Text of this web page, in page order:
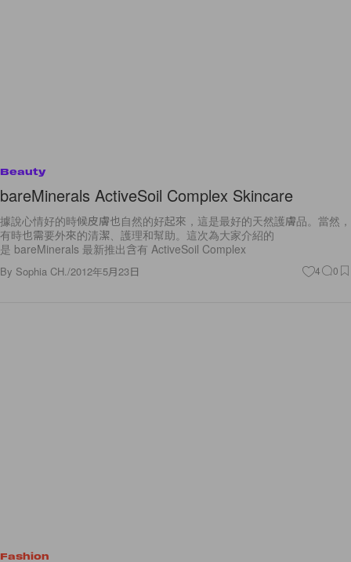
Beauty
bareMinerals ActiveSoil Complex Skincare
據說心情好的時候皮膚也自然的好起來，這是最好的天然護膚品。當然，
有時也需要外來的清潔、護理和幫助。這次為大家介紹的
是 bareMinerals 最新推出含有 ActiveSoil Complex
By Sophia CH./2012年5月23日 4 0
Fashion